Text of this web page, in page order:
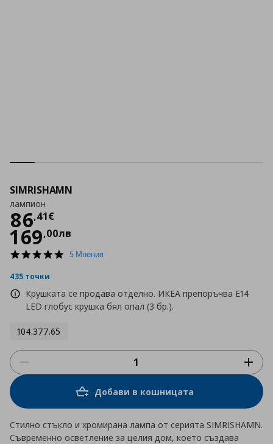
SIMRISHAMN
лампион
86,41€
Цена
169,00лв
5.0
5 Мнения
435 точки
Крушката се продава отделно. ИКЕА препоръчва E14
LED глобус крушка бял опал (3 бр.).
104.377.65
Добави в кошницата
Стилно стъкло и хромирана лампа от серията SIMRISHAMN.
Съвременно осветление за целия дом, което създава